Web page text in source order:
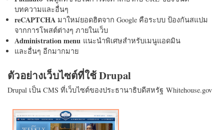
บทความและอื่นๆ
reCAPTCHA มาใหม่ยอดฮิตจาก Google คือระบบ ป้องกันสแปม
จากการโพสต์ต่างๆ ภายในเว็บ
Administration menu แนะนำพิเศษสำหรับเมนูแอดมิน
และอื่นๆ อีกมากมาย
ตัวอย่างเว็บไซต์ที่ใช้ Drupal
Drupal เป็น CMS ที่เว็บไซต์ของประธานาธิบดีสหรัฐ Whitehouse.gov